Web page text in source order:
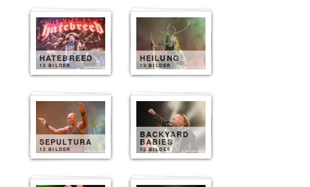
HATEBREED
13 BILDER
HEILUNG
13 BILDER
SEPULTURA
13 BILDER
BACKYARD
BABIES
12 BILDER